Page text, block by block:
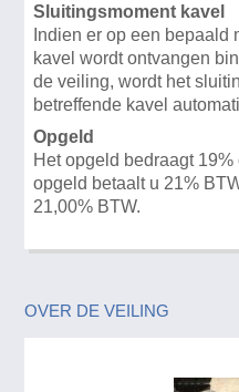
Sluitingsmoment kavel
Indien er op een bepaald
kavel wordt ontvangen
de veiling, wordt het
betreffende kavel
Opgeld
Het opgeld bedraagt
opgeld betaalt u 21%
21,00% BTW.
OVER DE VEILING